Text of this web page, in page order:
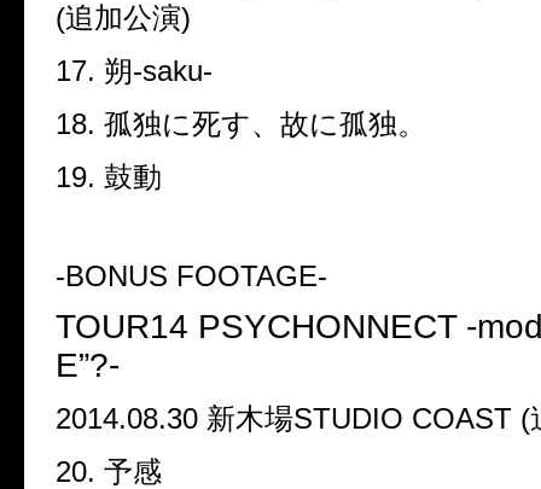
(追加公演)
17. 朔-saku-
18. 孤独に死す、故に孤独。
19. 鼓動
-BONUS FOOTAGE-
TOUR14 PSYCHONNECT -
E”?-
2014.08.30 新木場STUDIO COAST (
20. 予感